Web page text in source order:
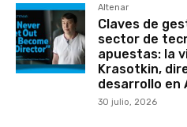
Altenar
Claves de
sector de
apuestas: la
Krasotkin,
desarrollo en
30 julio, 2026